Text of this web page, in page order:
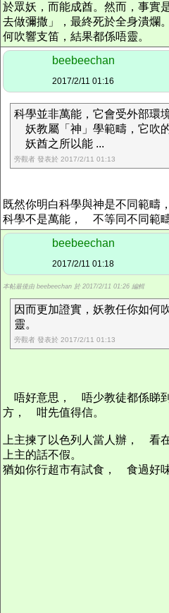
於眾妖，而能成酋。然而，事實
去做彌撒」，最終死於全身潰爛
何吹響支笛，結果都係唔靈。
beebeechan
2017/2/11 01:16
科學並非萬能，它會受外部環
妖教屬「神」學範疇，它吹
妖酋之所以能 ...
旁觀者 發表於 2017/2/11 01:13
既然你明白科學與神是不同範
科學不是萬能， 不等同不同範
beebeechan
2017/2/11 01:18
本帖最後由 beebeechan 於 2017/2/11 01:26 編輯
因而更加證實，妖教任你如何
靈。
旁觀者 發表於 2017/2/11 01:13
唔好意思， 唔少教徒都係睇
方， 咁先值得信。
上主揀了以色列人當人辦， 看
上主的話不假。
猶如你行超市有試食， 食過好